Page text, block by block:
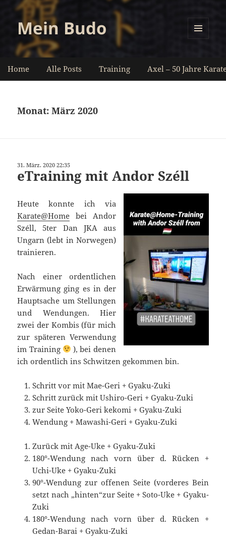
Mein Budo
Home Alle Posts Training Axel – 50 Jahre
Monat:März 2020
31. März. 2020 22:35
eTraining mit Andor Széll
Heute konnte ich via
Karate@Home bei Andor
Széll, 5ter Dan JKA aus
Ungarn (lebt in Norwegen)
trainieren.
Nach einer ordentlichen
Erwärmung ging es in der
Hauptsache um Stellungen
und Wendungen. Hier
zwei der Kombis (für mich
zur späteren Verwendung
im Training
), bei denen
ich ordentlich ins Schwitzen gekommen bin.
Schritt vor mit Mae-Geri + Gyaku-Zuki
Schritt zurück mit Ushiro-Geri + Gyaku-Zuki
zur Seite Yoko-Geri kekomi + Gyaku-Zuki
Wendung + Mawashi-Geri + Gyaku-Zuki
Zurück mit Age-Uke + Gyaku-Zuki
180°-Wendung nach vorn über d. Rücken +
Uchi-Uke + Gyaku-Zuki
90°-Wendung zur offenen Seite (vorderes Bein
setzt nach „hinten“zur Seite + Soto-Uke + Gyaku-
Zuki
180°-Wendung nach vorn über d. Rücken +
Gedan-Barai + Gyaku-Zuki